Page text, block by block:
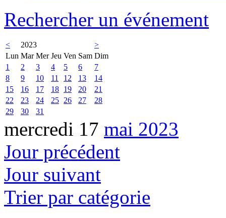
Rechercher un événement
< 2023
>
Lun Mar Mer Jeu Ven Sam Dim
1
2 3 4 5 6
7
8
9 10 11 12 13
14
15
16 17 18 19 20
21
22
23 24 25 26 27
28
29
30 31
mercredi 17 mai 2023
Jour précédent
Jour suivant
Trier par catégorie